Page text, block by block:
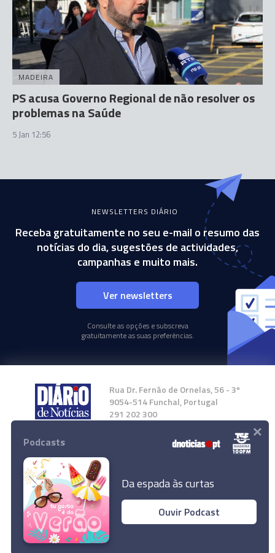
MADEIRA
PS acusa Governo Regional de não resolver os
problemas na Saúde
5 Jan 12:56
NEWSLETTERS DIÁRIO
Receba gratuitamente no seu e-mail o resumo das
notícias do dia, sugestões de actividades,
campanhas e muito mais.
Ver newsletters
Consulte as opções e subscreva
gratuitamente as suas preferências.
Rua Dr. Fernão de Ornelas, 56 - 3º
9054-514 Funchal, Portugal
291 202 300
Instale a nossa App
© 2024 Empresa Diário de Notícias, Lda.
Todos os direitos reservados.
Podcasts
Da espada às curtas
Ouvir Podcast
×